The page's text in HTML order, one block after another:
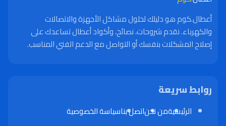
أعطال.كوم هو دليلك لحلول مشاكل الأجهزة والاتصالات
والكهرباء. نقدم شروحات، نصائح، وأكواد أعطال تساعدك على
إصلاح المشكلات بنفسك أو التواصل مع الدعم الفني المناسب.
روابط سريعة
الرئيسيةمن نحناتصل بناسياسة الخصوصية